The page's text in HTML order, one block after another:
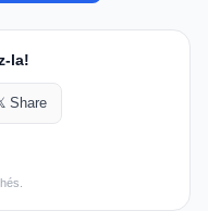
la!
Share